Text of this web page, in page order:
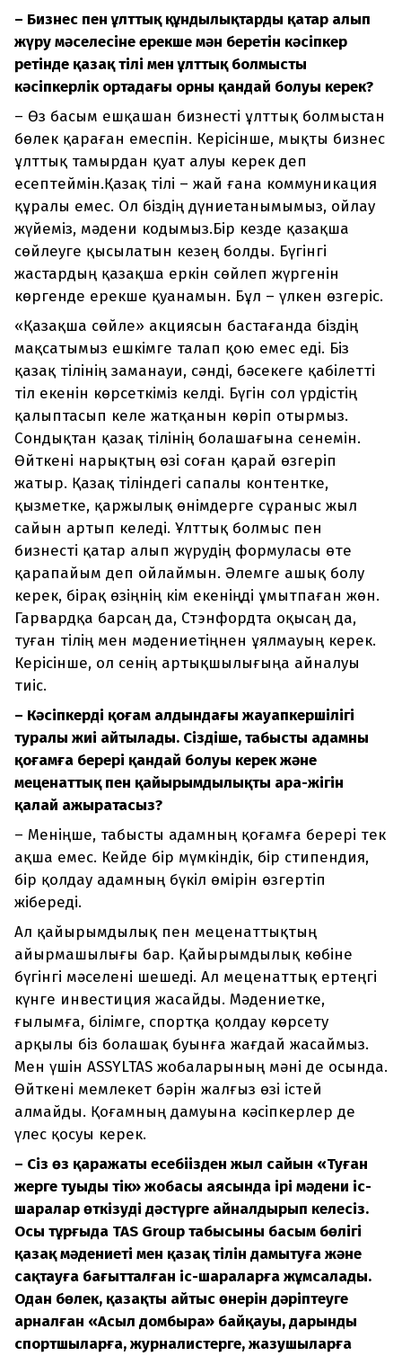
– Бизнес пен ұлттық құндылықтарды қатар алып
жүру мәселесіне ерекше мән беретін кәсіпкер
ретінде қазақ тілі мен ұлттық болмыстың
кәсіпкерлік ортадағы орны қандай болуы керек?
– Өз басым ешқашан бизнесті ұлттық болмыстан
бөлек қараған емеспін. Керісінше, мықты бизнес
ұлттық тамырдан қуат алуы керек деп
есептеймін.Қазақ тілі – жай ғана коммуникация
құралы емес. Ол біздің дүниетанымымыз, ойлау
жүйеміз, мәдени кодымыз.Бір кезде қазақша
сөйлеуге қысылатын кезең болды. Бүгінгі
жастардың қазақша еркін сөйлеп жүргенін
көргенде ерекше қуанамын. Бұл – үлкен өзгеріс.
«Қазақша сөйле» акциясын бастағанда біздің
мақсатымыз ешкімге талап қою емес еді. Біз
қазақ тілінің заманауи, сәнді, бәсекеге қабілетті
тіл екенін көрсеткіміз келді. Бүгін сол үрдістің
қалыптасып келе жатқанын көріп отырмыз.
Сондықтан қазақ тілінің болашағына сенемін.
Өйткені нарықтың өзі соған қарай өзгеріп
жатыр. Қазақ тіліндегі сапалы контентке,
қызметке, қаржылық өнімдерге сұраныс жыл
сайын артып келеді. Ұлттық болмыс пен
бизнесті қатар алып жүрудің формуласы өте
қарапайым деп ойлаймын. Әлемге ашық болу
керек, бірақ өзіңнің кім екеніңді ұмытпаған жөн.
Гарвардқа барсаң да, Стэнфордта оқысаң да,
туған тілің мен мәдениетіңнен ұялмауың керек.
Керісінше, ол сенің артықшылығыңа айналуы
тиіс.
– Кәсіпкердің қоғам алдындағы жауапкершілігі
туралы жиі айтылады. Сіздіңше, табысты адамның
қоғамға берері қандай болуы керек және
меценаттық пен қайырымдылықтың ара-жігін
қалай ажыратасыз?
– Меніңше, табысты адамның қоғамға берері тек
ақша емес. Кейде бір мүмкіндік, бір стипендия,
бір қолдау адамның бүкіл өмірін өзгертіп
жібереді.
Ал қайырымдылық пен меценаттықтың
айырмашылығы бар. Қайырымдылық көбіне
бүгінгі мәселені шешеді. Ал меценаттық ертеңгі
күнге инвестиция жасайды. Мәдениетке,
ғылымға, білімге, спортқа қолдау көрсету
арқылы біз болашақ буынға жағдай жасаймыз.
Мен үшін ASSYLTAS жобаларының мәні де осында.
Өйткені мемлекет бәрін жалғыз өзі істей
алмайды. Қоғамның дамуына кәсіпкерлер де
үлес қосуы керек.
– Сіз өз қаражаты есебіңізден жыл сайын «Туған
жерге туыңды тік» жобасы аясында ірі мәдени іс-
шаралар өткізуді дәстүрге айналдырып келесіз.
Осы тұрғыда TAS Group табысының басым бөлігі
қазақ мәдениеті мен қазақ тілін дамытуға және
сақтауға бағытталған іс-шараларға жұмсалады.
Одан бөлек, қазақтың айтыс өнерін дәріптеуге
арналған «Асыл домбыра» байқауы, дарынды
спортшыларға, журналистерге, жазушыларға